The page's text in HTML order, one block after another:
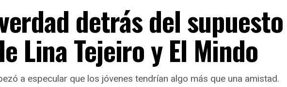
detrás del supuesto
Lina Tejeiro y El Mindo
a especular que los jóvenes tendrían algo más que una amistad.